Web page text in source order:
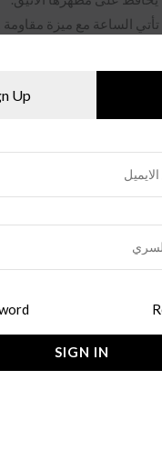
تأتي الساعة مع ميزة مقاومة
الاستيل يضيف و يعبر على
تضمن آلية حركة
أخرى:
Up
SIGN IN